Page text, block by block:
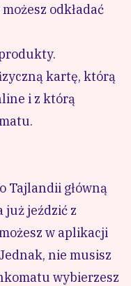
odkładać
kartę, którą
i z którą
Tajlandii główną
już jeździć z
w aplikacji
nie musisz
wybierzesz